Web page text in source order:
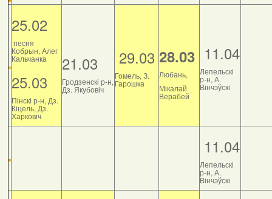
25.02
песня
Кобрын, Алег
Кальчанка
25.03
Пінскі р-н, Дз.
Кіцель, Дз.
Харковіч
21.03
Гродзенскі р-н,
Дз. Якубовіч
29.03
Гомель, З.
Гарошка
28.03
Любань,
Мікалай
Верабей
11.04
Лепельскі
р-н, А.
Вінчэўскі
11.04
Лепельскі
р-н, А.
Вінчэўскі